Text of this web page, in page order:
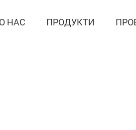
НАС ПРОДУКТИ